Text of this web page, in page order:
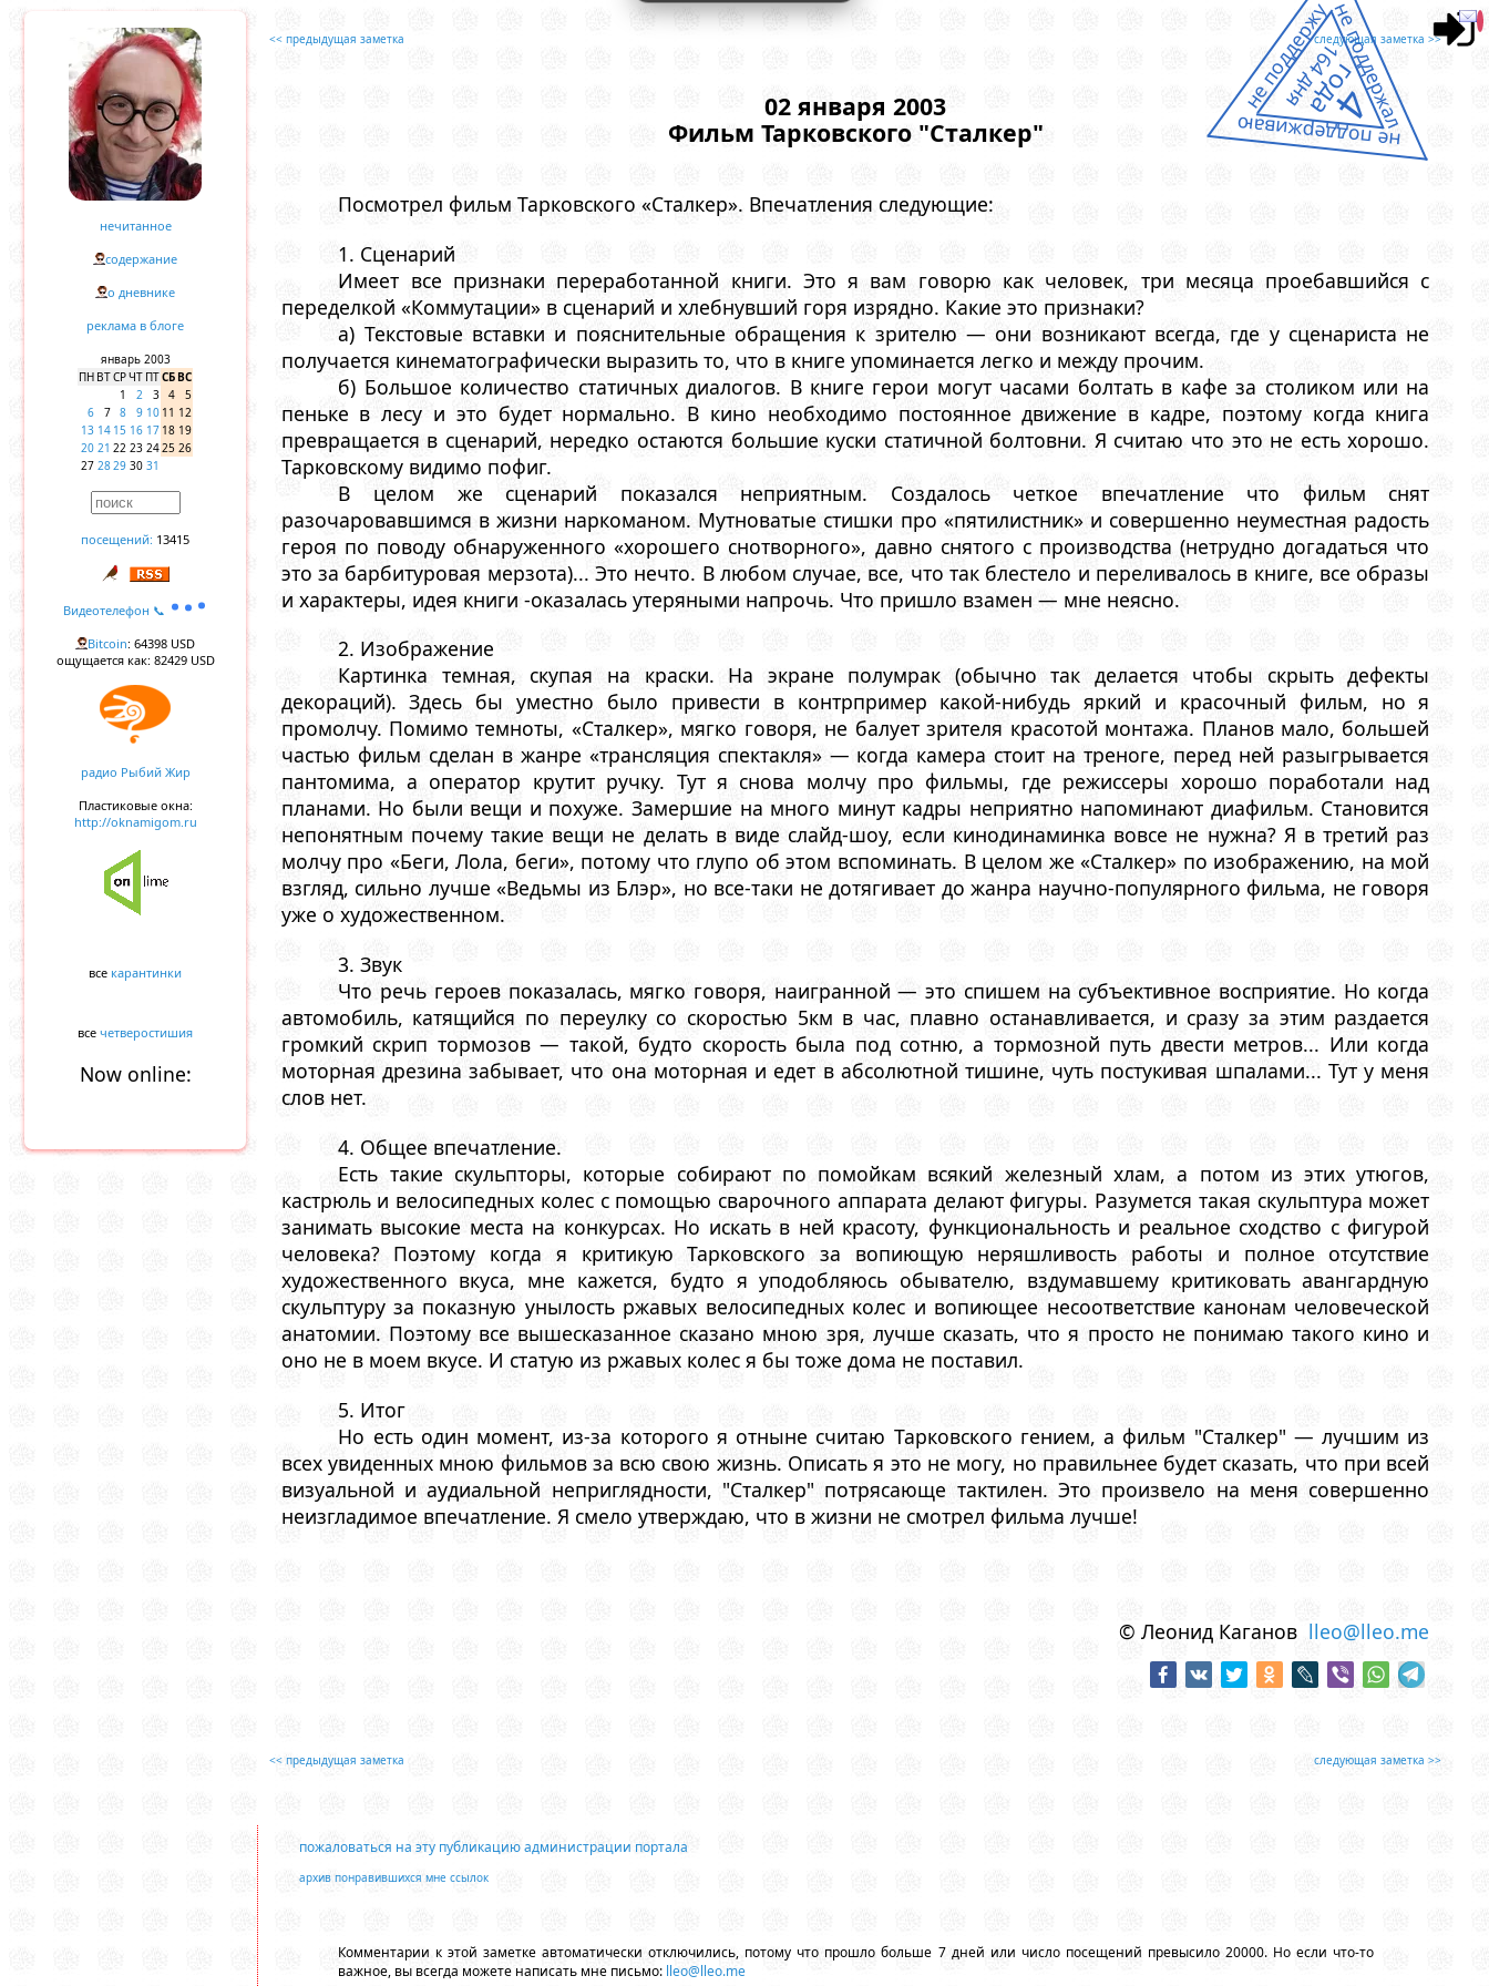
нечитанное
содержание
о дневнике
реклама в блоге
январь 2003
ПН ВТСРЧТ ПТСБВС
1
2 3 4
5
6
7 8 9 10 11 12
13 14 15 16 17 18 19
20 21 22 23 2425 26
27 2829 30 31
посещений: 13415
Видеотелефон 📞
Bitcoin: 64398 USD
ощущается как: 82429 USD
радио Рыбий Жир
Пластиковые окна:
http://oknamigom.ru
все карантинки
все четверостишия
Now online:
<< предыдущая заметка следующая заметка >>
02 января 2003
Фильм Тарковского "Сталкер"
Посмотрел фильм Тарковского «Сталкер». Впечатления следующие:
1. Сценарий
Имеет все признаки переработанной книги. Это я вам говорю как человек, три месяца проебавшийся с
переделкой «Коммутации» в сценарий и хлебнувший горя изрядно. Какие это признаки?
а) Текстовые вставки и пояснительные обращения к зрителю — они возникают всегда, где у сценариста не
получается кинематографически выразить то, что в книге упоминается легко и между прочим.
б) Большое количество статичных диалогов. В книге герои могут часами болтать в кафе за столиком или на
пеньке в лесу и это будет нормально. В кино необходимо постоянное движение в кадре, поэтому когда книга
превращается в сценарий, нередко остаются большие куски статичной болтовни. Я считаю что это не есть хорошо.
Тарковскому видимо пофиг.
В целом же сценарий показался неприятным. Создалось четкое впечатление что фильм снят
разочаровавшимся в жизни наркоманом. Мутноватые стишки про «пятилистник» и совершенно неуместная радость
героя по поводу обнаруженного «хорошего снотворного», давно снятого с производства (нетрудно догадаться что
это за барбитуровая мерзота)... Это нечто. В любом случае, все, что так блестело и переливалось в книге, все образы
и характеры, идея книги -оказалась утеряными напрочь. Что пришло взамен — мне неясно.
2. Изображение
Картинка темная, скупая на краски. На экране полумрак (обычно так делается чтобы скрыть дефекты
декораций). Здесь бы уместно было привести в контрпример какой-нибудь яркий и красочный фильм, но я
промолчу. Помимо темноты, «Сталкер», мягко говоря, не балует зрителя красотой монтажа. Планов мало, большей
частью фильм сделан в жанре «трансляция спектакля» — когда камера стоит на треноге, перед ней разыгрывается
пантомима, а оператор крутит ручку. Тут я снова молчу про фильмы, где режиссеры хорошо поработали над
планами. Но были вещи и похуже. Замершие на много минут кадры неприятно напоминают диафильм. Становится
непонятным почему такие вещи не делать в виде слайд-шоу, если кинодинаминка вовсе не нужна? Я в третий раз
молчу про «Беги, Лола, беги», потому что глупо об этом вспоминать. В целом же «Сталкер» по изображению, на мой
взгляд, сильно лучше «Ведьмы из Блэр», но все-таки не дотягивает до жанра научно-популярного фильма, не говоря
уже о художественном.
3. Звук
Что речь героев показалась, мягко говоря, наигранной — это спишем на субъективное восприятие. Но когда
автомобиль, катящийся по переулку со скоростью 5км в час, плавно останавливается, и сразу за этим раздается
громкий скрип тормозов — такой, будто скорость была под сотню, а тормозной путь двести метров... Или когда
моторная дрезина забывает, что она моторная и едет в абсолютной тишине, чуть постукивая шпалами... Тут у меня
слов нет.
4. Общее впечатление.
Есть такие скульпторы, которые собирают по помойкам всякий железный хлам, а потом из этих утюгов,
кастрюль и велосипедных колес с помощью сварочного аппарата делают фигуры. Разумется такая скульптура может
занимать высокие места на конкурсах. Но искать в ней красоту, функциональность и реальное сходство с фигурой
человека? Поэтому когда я критикую Тарковского за вопиющую неряшливость работы и полное отсутствие
художественного вкуса, мне кажется, будто я уподобляюсь обывателю, вздумавшему критиковать авангардную
скульптуру за показную унылость ржавых велосипедных колес и вопиющее несоответствие канонам человеческой
анатомии. Поэтому все вышесказанное сказано мною зря, лучше сказать, что я просто не понимаю такого кино и
оно не в моем вкусе. И статую из ржавых колес я бы тоже дома не поставил.
5. Итог
Но есть один момент, из-за которого я отныне считаю Тарковского гением, а фильм "Сталкер" — лучшим из
всех увиденных мною фильмов за всю свою жизнь. Описать я это не могу, но правильнее будет сказать, что при всей
визуальной и аудиальной неприглядности, "Сталкер" потрясающе тактилен. Это произвело на меня совершенно
неизгладимое впечатление. Я смело утверждаю, что в жизни не смотрел фильма лучше!
© Леонид Каганов lleo@lleo.me
<< предыдущая заметка следующая заметка >>
пожаловаться на эту публикацию администрации портала
архив понравившихся мне ссылок
Комментарии к этой заметке автоматически отключились, потому что прошло больше 7 дней или число посещений превысило 20000. Но если что-то
важное, вы всегда можете написать мне письмо: lleo@lleo.me
не поддержал
не поддерживаю
не поддержу4
года
164 дня